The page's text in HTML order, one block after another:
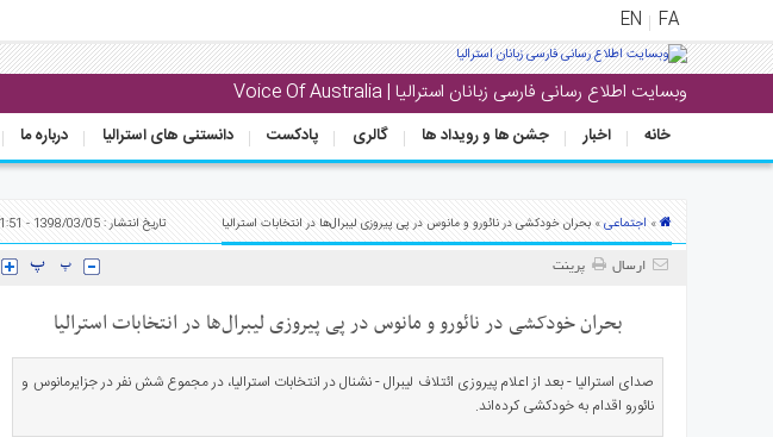
FA
EN
وبسایت اطلاع رسانی فارسی زبانان استرالیا | Voice Of Australia
خانه اخبار جشن ها و رویداد ها گالری پادکست دانستنی های استرالیا درباره ما
اصلی
خانه
» اجتماعی» بحران خودکشی در نائورو و مانوس در پی پیروزی لیبرال‌ها در انتخابات استرالیا تاریخ انتشار : 1398/03/05 - 11:51
ارسال پرینت
بحران خودکشی در نائورو و مانوس در پی پیروزی لیبرال‌ها در انتخابات استرالیا
صدای استرالیا - بعد از اعلام پیروزی ائتلاف لیبرال - نشنال در انتخابات استرالیا، در مجموع شش نفر در جزایرمانوس و
نائورو اقدام به خودکشی کرده‌اند.